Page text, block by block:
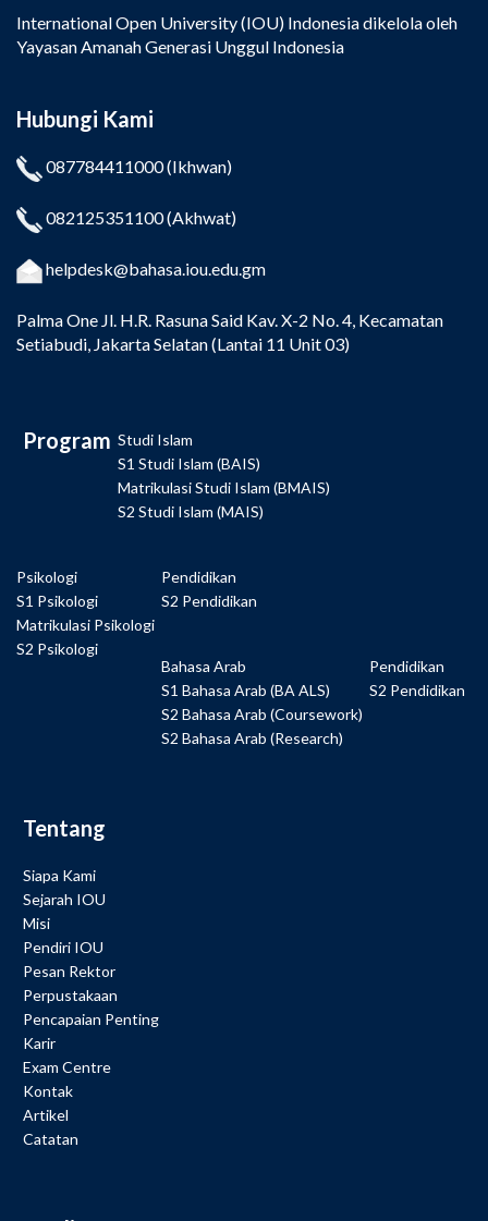
International Open University (IOU) Indonesia dikelola oleh
Yayasan Amanah Generasi Unggul Indonesia
Hubungi Kami
087784411000(Ikhwan)
082125351100(Akhwat)
helpdesk@bahasa.iou.edu.gm
Palma One Jl. H.R. Rasuna Said Kav. X-2 No. 4, Kecamatan
Setiabudi, Jakarta Selatan (Lantai 11 Unit 03)
Program Studi Islam
S1 Studi Islam (BAIS)
Matrikulasi Studi Islam (BMAIS)
S2 Studi Islam (MAIS)
Psikologi
S1 Psikologi
Matrikulasi Psikologi
S2 Psikologi
Pendidikan
S2 Pendidikan
Bahasa Arab
S1 Bahasa Arab (BA ALS)
S2 Bahasa Arab (Coursework)
S2 Bahasa Arab (Research)
Pendidikan
S2 Pendidikan
Tentang
Siapa Kami
Sejarah IOU
Misi
Pendiri IOU
Pesan Rektor
Perpustakaan
Pencapaian Penting
Karir
Exam Centre
Kontak
Artikel
Catatan